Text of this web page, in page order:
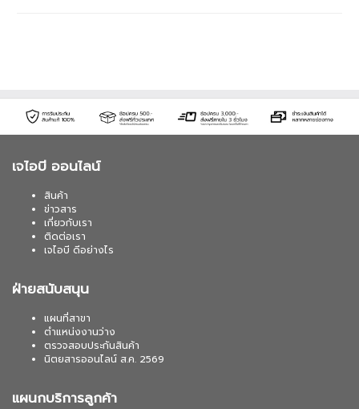
เจไอบี ออนไลน์
สินค้า
ข่าวสาร
เกี่ยวกับเรา
ติดต่อเรา
เจไอบี ดีอย่างไร
ฝ่ายสนับสนุน
แผนที่สาขา
ตำแหน่งงานว่าง
ตรวจสอบประกันสินค้า
นิตยสารออนไลน์ ส.ค. 2569
แผนกบริการลูกค้า